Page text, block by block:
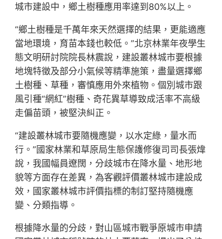
城市建設中，鄉土樹種應用率達到80%以上。
“鄉土樹種是千萬年來天然選擇的結果，更能適應
當地環境，育苗本錢也較低。”北京林業年夜學生
態文明研討院院長林震說，建設叢林城市要根據
地塊特徵及部分小氣候等精準施策，盡量選擇鄉
土樹種、草種，審慎應用外來植物。個別城市跟
風引種“網紅”樹種、奇花異草導致成活率不高級
走偏苗頭，被堅決糾正。
“建設叢林城市要隨機應變，以水定綠，量水而
行。”國家林業和草原局生態保護修復司司長張煒
說，我國幅員遼闊，分歧城市在降水量、地形地
貌等方面存在差異，為客觀評價叢林城市建設成
效，國家叢林城市評價指標的制訂堅持隨機應
變、分類指導。
根據降水量的分歧，對山區城市戰爭原城市申請